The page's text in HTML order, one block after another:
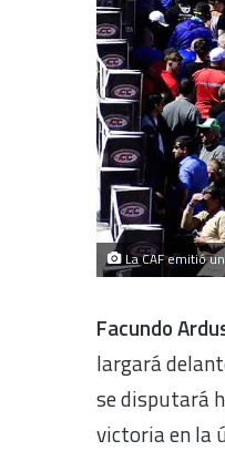
La CAF emitió
Facundo
largará
se disputará
victoria en la